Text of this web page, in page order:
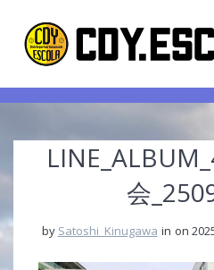
to
会
by Satoshi_Kinugawa in on